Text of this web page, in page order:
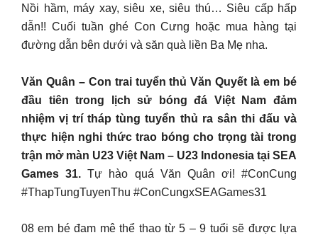
Nồi hầm, máy xay, siêu xe, siêu thú… Siêu cấp hấp
dẫn!! Cuối tuần ghé Con Cưng hoặc mua hàng tại
đường dẫn bên dưới và săn quà liền Ba Mẹ nha.
Văn Quân – Con trai tuyển thủ Văn Quyết là em bé
đầu tiên trong lịch sử bóng đá Việt Nam đảm
nhiệm vị trí tháp tùng tuyển thủ ra sân thi đấu và
thực hiện nghi thức trao bóng cho trọng tài trong
trận mở màn U23 Việt Nam – U23 Indonesia tại SEA
Games 31. Tự hào quá Văn Quân ơi! #ConCung
#ThapTungTuyenThu #ConCungxSEAGames31
08 em bé đam mê thể thao từ 5 – 9 tuổi sẽ được lựa